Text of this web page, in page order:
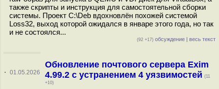
также скрипты и инструкция для самостоятельной сборки
системы. Проект C:\Deb вдохновлён похожей системой
Loss32, выход которой ожидался в январе этого года, но так
и не состоялся...
(92 +17) обсуждение | весь текст
· 01.05.2026
Обновление почтового сервера Exim
4.99.2 с устранением 4 уязвимостей (11
+10)